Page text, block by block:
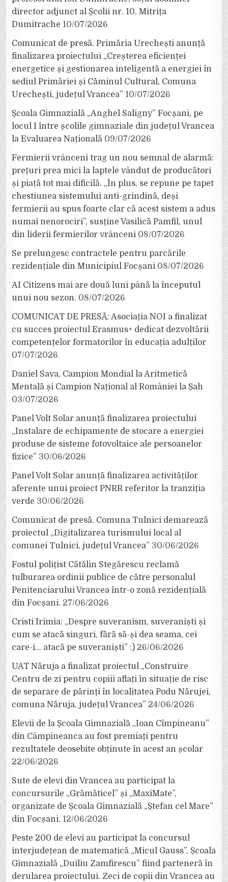
director adjunct al Școlii nr. 10, Mitrița
Dumitrache 10/07/2026
Comunicat de presă. Primăria Urechești anunță
finalizarea proiectului „Creșterea eficienței
energetice și gestionarea inteligentă a energiei în
sediul Primăriei și Căminul Cultural, Comuna
Urechești, județul Vrancea” 10/07/2026
Școala Gimnazială „Anghel Saligny” Focșani, pe
locul I între școlile gimnaziale din județul Vrancea
la Evaluarea Națională 09/07/2026
Fermierii vrânceni trag un nou semnal de alarmă:
prețuri prea mici la laptele vândut de producători
și piață tot mai dificilă. „În plus, se repune pe tapet
chestiunea sistemului anti-grindină, deși
fermierii au spus foarte clar că acest sistem a adus
numai nenorociri”, susține Vasilică Pamfil, unul
din liderii fermierilor vrânceni 08/07/2026
Se prelungesc contractele pentru parcările
rezidențiale din Municipiul Focșani 08/07/2026
AI Citizens mai are două luni până la începutul
unui nou sezon. 08/07/2026
COMUNICAT DE PRESĂ: Asociația NOI a finalizat
cu succes proiectul Erasmus+ dedicat dezvoltării
competențelor formatorilor în educația adulților
07/07/2026
Daniel Sava, Campion Mondial la Aritmetică
Mentală și Campion Național al României la Șah
03/07/2026
Panel Volt Solar anunță finalizarea proiectului
„Instalare de echipamente de stocare a energiei
produse de sisteme fotovoltaice ale persoanelor
fizice” 30/06/2026
Panel Volt Solar anunță finalizarea activităților
aferente unui proiect PNRR referitor la tranziția
verde 30/06/2026
Comunicat de presă. Comuna Tulnici demarează
proiectul „Digitalizarea turismului local al
comunei Tulnici, județul Vrancea” 30/06/2026
Fostul polițist Cătălin Stegărescu reclamă
tulburarea ordinii publice de către personalul
Penitenciarului Vrancea într-o zonă rezidențială
din Focșani. 27/06/2026
Cristi Irimia: „Despre suveranism, suveraniști și
cum se atacă singuri, fără să-și dea seama, cei
care-i… atacă pe suveraniști” :) 26/06/2026
UAT Năruja a finalizat proiectul „Construire
Centru de zi pentru copiii aflați în situație de risc
de separare de părinți în localitatea Podu Nărujei,
comuna Năruja, județul Vrancea” 24/06/2026
Elevii de la Școala Gimnazială „Ioan Cîmpineanu”
din Câmpineanca au fost premiați pentru
rezultatele deosebite obținute în acest an școlar
22/06/2026
Sute de elevi din Vrancea au participat la
concursurile „Grămăticel” și „MaxiMate”,
organizate de Școala Gimnazială „Ștefan cel Mare”
din Focșani. 12/06/2026
Peste 200 de elevi au participat la concursul
interjudețean de matematică „Micul Gauss”, Școala
Gimnazială „Duiliu Zamfirescu” fiind parteneră în
derularea proiectului. Zeci de copii din Vrancea au